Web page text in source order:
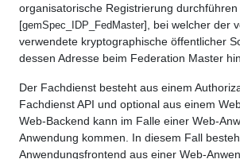
organisatorische Registrierung durchführen
[gemSpec_IDP_FedMaster], bei welcher der
verwendete kryptographische öffentlicher
dessen Adresse beim Federation Master
Der Fachdienst besteht aus einem
Fachdienst API und optional aus einem
Web-Backend kann im Falle einer Web-
Anwendung kommen. In diesem Fall
Anwendungsfrontend aus einer Web-